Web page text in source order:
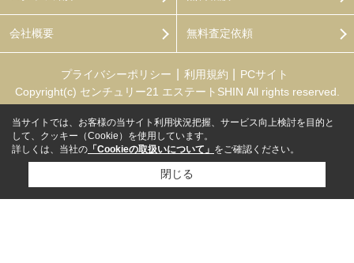
会社概要 無料査定依頼
プライバシーポリシー 利用規約
PCサイト
Copyright(c) センチュリー21 エステートSHIN All rights reserved.
当サイトでは、お客様の当サイト利用状況把握、サービス向上検討を目的と
して、クッキー（Cookie）を使用しています。
詳しくは、当社の 「Cookieの取扱いについて」 をご確認ください。
閉じる